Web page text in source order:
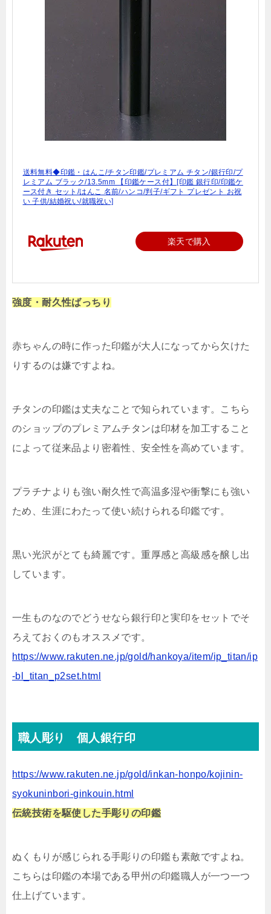
送料無料◆印鑑・はんこ/チタン印鑑/プレミアム チタン/銀行印/プ
レミアム ブラック/13.5mm 【印鑑ケース付】[印鑑 銀行印/印鑑ケ
ース付き セット/はんこ 名前/ハンコ/判子/ギフト プレゼント お祝
い 子供/結婚祝い/就職祝い]
楽天で購入
強度・耐久性ばっちり
赤ちゃんの時に作った印鑑が大人になってから欠けた
りするのは嫌ですよね。
チタンの印鑑は丈夫なことで知られています。こちら
のショップのプレミアムチタンは印材を加工すること
によって従来品より密着性、安全性を高めています。
プラチナよりも強い耐久性で高温多湿や衝撃にも強い
ため、生涯にわたって使い続けられる印鑑です。
黒い光沢がとても綺麗です。重厚感と高級感を醸し出
しています。
一生ものなのでどうせなら銀行印と実印をセットでそ
ろえておくのもオススメです。
https://www.rakuten.ne.jp/gold/hankoya/item/ip_titan/ip
-bl_titan_p2set.html
職人彫り 個人銀行印
https://www.rakuten.ne.jp/gold/inkan-honpo/kojinin-
syokuninbori-ginkouin.html
伝統技術を駆使した手彫りの印鑑
ぬくもりが感じられる手彫りの印鑑も素敵ですよね。
こちらは印鑑の本場である甲州の印鑑職人が一つ一つ
仕上げています。